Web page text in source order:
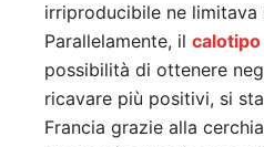
irriproducibile ne limitava
Parallelamente, il calotipo
possibilità di ottenere
ricavare più positivi, si
Francia grazie alla